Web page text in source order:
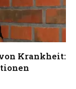
Krankheit: